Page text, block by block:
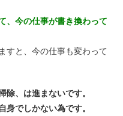
、今の仕事が書き換わって
すと、今の仕事も変わって
除、は進まないです。
身でしかない為です。